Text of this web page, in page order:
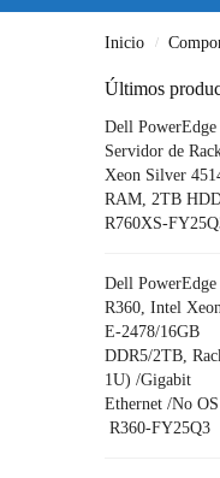
Inicio /
Últimos
Dell
Servidor de
Xeon Silver
RAM, 2TB
R760XS-
Dell PowerEdge
R360, Intel
E-2478/16GB
DDR5/2TB,
1U) /Gigabit
Ethernet /No
R360-FY25Q3